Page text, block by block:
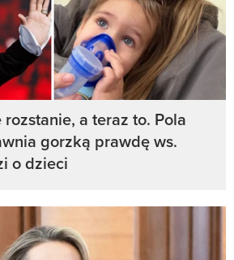
a teraz to. Pola
gorzką prawdę ws.
o dzieci